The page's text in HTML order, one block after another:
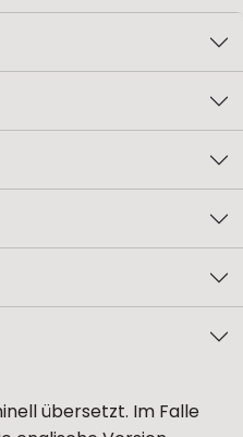
übersetzt. Im Falle